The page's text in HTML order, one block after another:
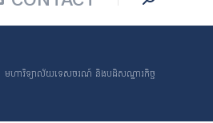
មហាវិទ្យាល័យទេសចរណ៍ និងបដិសណ្ឋារកិច្ច